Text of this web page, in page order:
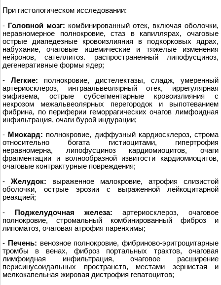
При гистологическом исследовании:
- Головной мозг: комбинированный отек, включая оболочки,
неравномерное полнокровие, стаз в капиллярах, очаговые
острые диапедезные кровоизлияния в подкорковых ядрах,
набухание, очаговые ишемические и тяжелые изменения
нейронов, сателлитоз. распространенный липофусциноз,
дегенеративные формы ядер;
- Лeгкие: полнокровие, дистелектазы, сладж, умеренный
артериосклероз, интраальвеолярный отeк, иррегулярная
эмфизема, острые субсегментарные кровоизлияния с
некрозом межальвеолярных перегородок и выпотеванием
фибрина, по периферии геморрагических очагов лимфоидная
инфильтрация, очаги бурой индурации;
- Миокард: полнокровие, диффузный кардиосклероз, строма
относительно богата гистиоцитами, гипертрофия
неравномерна, липофусциноз кардиомиоцитов, очаги
фрагментации и волнообразной извитости кардиомиоцитов,
очаговые контрактурные повреждения;
- Желудок: выраженное малокровие, атрофия слизистой
оболочки, острые эрозии с выраженной лейкоцитарной
реакцией;
- Поджелудочная железа: артериосклероз, очаговое
полнокровие, стромальный комбинированный фиброз и
липоматоз, очаговая атрофия паренхимы;
- Печень: венозное полнокровие, фибриново-эритроцитарные
тромбы в венах, фиброз портальных трактов, очаговая
лимфоидная инфильтрация, очаговое расширение
перисинусоидальных пространств, местами зернистая и
мелкокапельная жировая дистрофия гепатоцитов;